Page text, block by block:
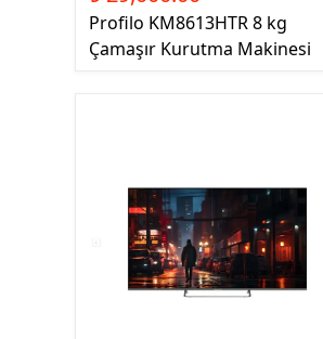
Profilo KM8613HTR 8 kg
Çamaşır Kurutma Makinesi